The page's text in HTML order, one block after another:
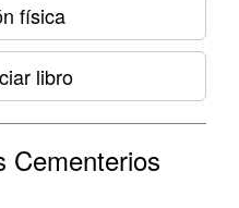
física
libro
Cementerios